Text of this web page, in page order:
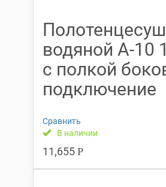
водяной А-10
с полкой
подключение
Сравнить
В наличии
11,655 Р